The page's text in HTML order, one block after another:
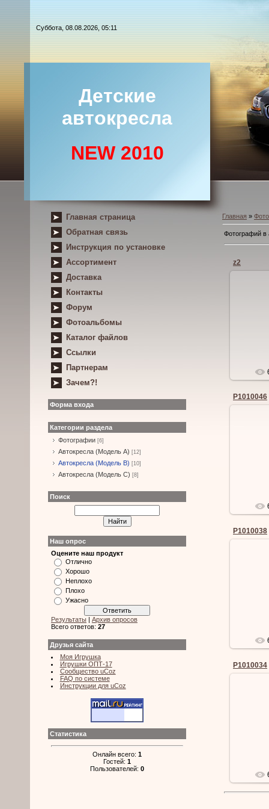
Суббота, 08.08.2026, 05:11
Детские
автокресла
NEW 2010
Главная страница
Обратная связь
Инструкция по установке
Ассортимент
Доставка
Контакты
Форум
Фотоальбомы
Каталог файлов
Ссылки
Партнерам
Зачем?!
Форма входа
Категории раздела
Фотографии [6]
Автокресла (Модель А) [12]
Автокресла (Модель B) [10]
Автокресла (Модель С) [8]
Поиск
Наш опрос
Оцените наш продукт
Отлично
Хорошо
Неплохо
Плохо
Ужасно
Результаты | Архив опросов
Всего ответов: 27
Друзья сайта
Моя Игрушка
Игрушки ОПТ-17
Сообщество uCoz
FAQ по системе
Инструкции для uCoz
Статистика
Онлайн всего: 1
Гостей: 1
Пользователей: 0
Главная »
Фотографий в
z2
P1010046
P1010038
P1010034